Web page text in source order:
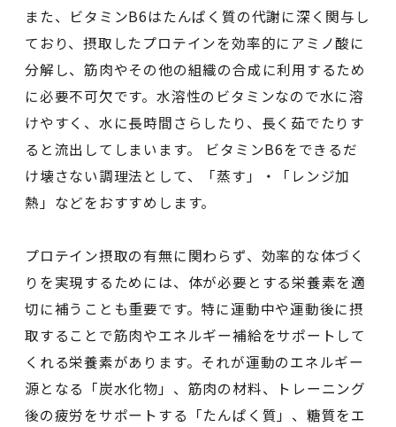
また、ビタミンB6はたんぱく質の代謝に深く関与し
ており、摂取したプロテインを効率的にアミノ酸に
分解し、筋肉やその他の組織の合成に利用するため
に必要不可欠です。水溶性のビタミンなので水に溶
けやすく、水に長時間さらしたり、長く茹でたりす
ると流出してしまいます。 ビタミンB6をできるだ
け壊さない調理法として、「蒸す」・「レンジ加
熱」などをおすすめします。
プロテイン摂取の有無に関わらず、効率的な体づく
りを実現するためには、体が必要とする栄養素を適
切に補うことも重要です。特に運動中や運動後に摂
取することで筋肉やエネルギー補給をサポートして
くれる栄養素があります。それが運動のエネルギー
源となる「炭水化物」、筋肉の材料、トレーニング
後の疲労をサポートする「たんぱく質」、糖質をエ